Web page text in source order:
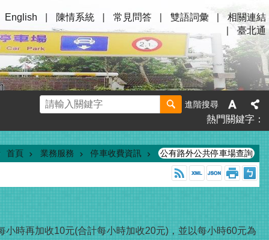
English 陳情系統 常見問答 雙語詞彙
相關連結
臺北通
進階搜尋
熱門關鍵字
首頁 業務服務 停車收費資訊 公有路外公共停車場查詢
時再加收10元(合計每小時加收20元)，並以每小時60元為